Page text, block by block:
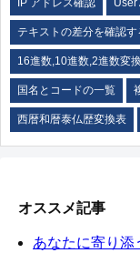
IP アドレス確認 User
テキストの差分を確認す
16進数,10進数,2進数変
国名とコードの一覧
西暦和暦泰仏歴変換表
オススメ記事
あなたに寄り添